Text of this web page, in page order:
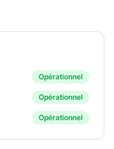
Opérationnel
Opérationnel
Opérationnel